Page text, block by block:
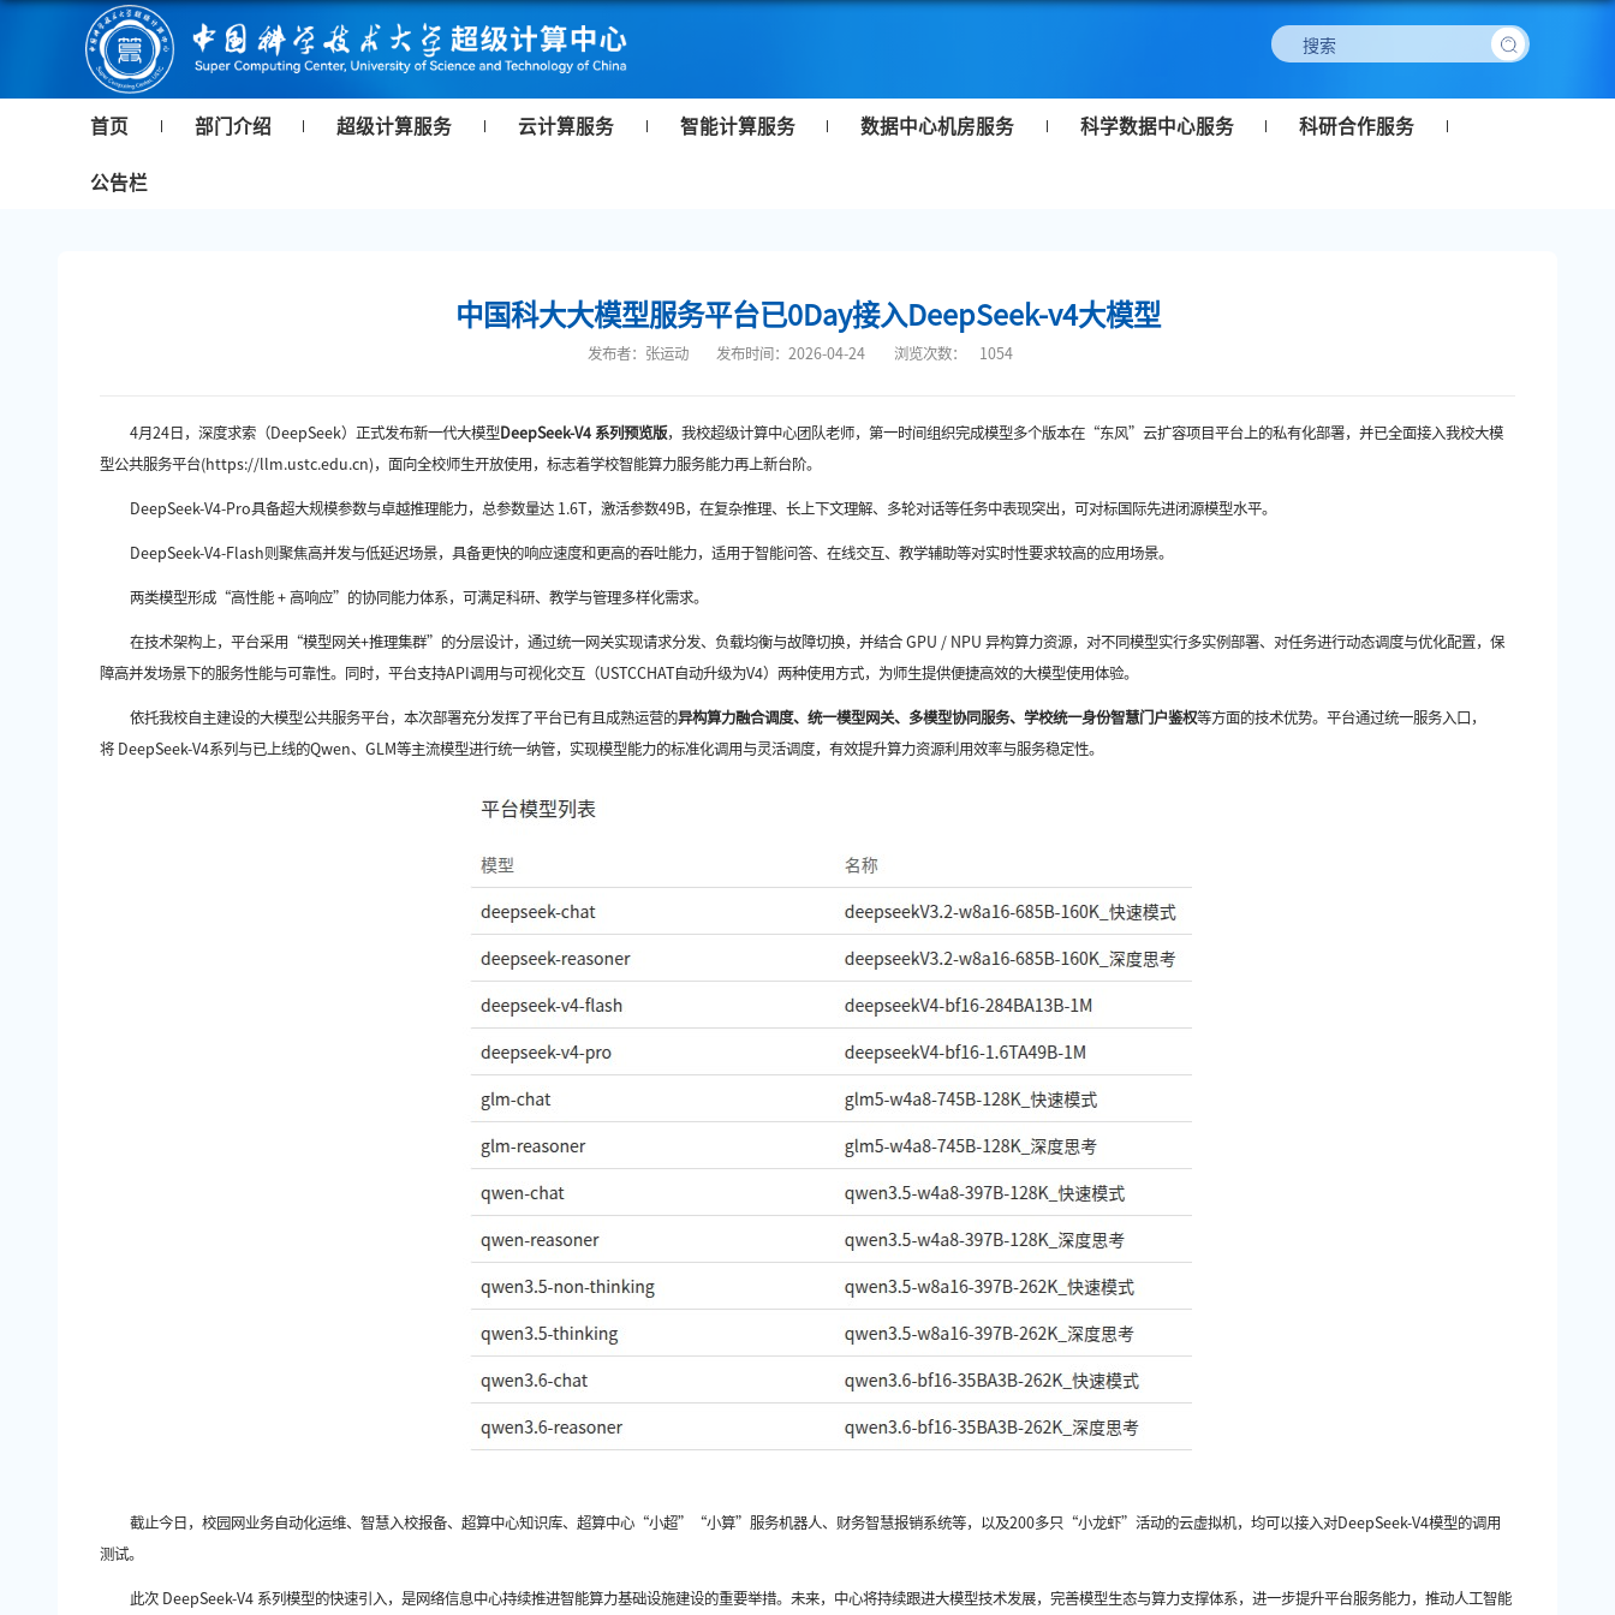
首页 部门介绍 超级计算服务 云计算服务 智能计算服务 数据中心机房服务 科学数据中心服务 科研合作服务
公告栏
中国科大大模型服务平台已0Day接入DeepSeek-v4大模型
发布者：张运动 发布时间：2026-04-24 浏览次数： 1054
4月24日，深度求索（DeepSeek）正式发布新一代大模型DeepSeek-V4 系列预览版，我校超级计算中心团队老师，第一时间组织完成模型多个版本在 “东风”云扩容项目平台上的私有化部署，并已全面接入我校大模
型公共服务平台(https://llm.ustc.edu.cn)，面向全校师生开放使用，标志着学校智能算力服务能力再上新台阶。
DeepSeek-V4-Pro具备超大规模参数与卓越推理能力，总参数量达 1.6T，激活参数49B，在复杂推理、长上下文理解、多轮对话等任务中表现突出，可对标国际先进闭源模型水平。
DeepSeek-V4-Flash则聚焦高并发与低延迟场景，具备更快的响应速度和更高的吞吐能力，适用于智能问答、在线交互、教学辅助等对实时性要求较高的应用场景。
两类模型形成“高性能 + 高响应”的协同能力体系，可满足科研、教学与管理多样化需求。
在技术架构上，平台采用 “模型网关+推理集群”的分层设计，通过统一网关实现请求分发、负载均衡与故障切换，并结合 GPU / NPU 异构算力资源，对不同模型实行多实例部署、对任务进行动态调度与优化配置，保
障高并发场景下的服务性能与可靠性。同时，平台支持API调用与可视化交互 （USTCCHAT自动升级为V4）两种使用方式，为师生提供便捷高效的大模型使用体验。
依托我校自主建设的大模型公共服务平台，本次部署充分发挥了平台已有且成熟运营的异构算力融合调度、统一模型网关、多模型协同服务、学校统一身份智慧门户鉴权等方面的技术优势。平台通过统一服务入口，
将 DeepSeek-V4系列与已上线的Qwen、GLM等主流模型进行统一纳管，实现模型能力的标准化调用与灵活调度，有效提升算力资源利用效率与服务稳定性。
截止今日，校园网业务自动化运维、智慧入校报备、超算中心知识库、超算中心 “小超”“小算”服务机器人、财务智慧报销系统等，以及200多只“小龙虾”活动的云虚拟机，均可以接入对DeepSeek-V4模型的调用
测试。
此次 DeepSeek-V4 系列模型的快速引入，是网络信息中心持续推进智能算力基础设施建设的重要举措。未来，中心将持续跟进大模型技术发展，完善模型生态与算力支撑体系，进一步提升平台服务能力，推动人工智能